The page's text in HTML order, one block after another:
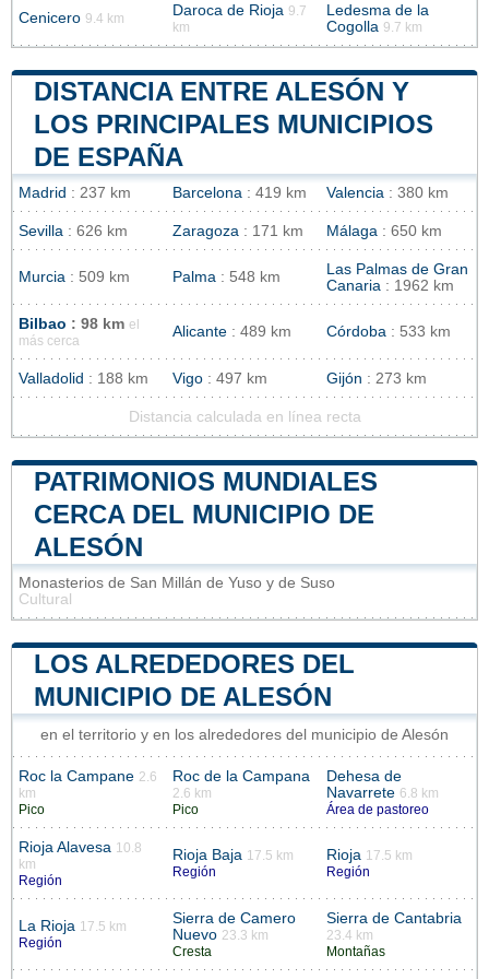
Cenicero 9.4 km Daroca de Rioja 9.7
km
Ledesma de la
Cogolla 9.7 km
DISTANCIA ENTRE ALESÓN Y
LOS PRINCIPALES MUNICIPIOS
DE ESPAÑA
Madrid : 237 km Barcelona : 419 km Valencia : 380 km
Sevilla : 626 km Zaragoza : 171 km Málaga : 650 km
Murcia : 509 km Palma : 548 km
Las Palmas de Gran
Canaria : 1962 km
Bilbao : 98 km el
más cerca
Alicante : 489 km Córdoba : 533 km
Valladolid : 188 km Vigo : 497 km Gijón : 273 km
Distancia calculada en línea recta
PATRIMONIOS MUNDIALES
CERCA DEL MUNICIPIO DE
ALESÓN
Monasterios de San Millán de Yuso y de Suso
Cultural
LOS ALREDEDORES DEL
MUNICIPIO DE ALESÓN
en el territorio y en los alrededores del municipio de Alesón
Roc la Campane 2.6
km
Pico
Roc de la Campana
2.6 km
Pico
Dehesa de
Navarrete 6.8 km
Área de pastoreo
Rioja Alavesa 10.8
km
Región
Rioja Baja 17.5 km
Región
Rioja 17.5 km
Región
La Rioja 17.5 km
Región
Sierra de Camero
Nuevo 23.3 km
Cresta
Sierra de Cantabria
23.4 km
Montañas